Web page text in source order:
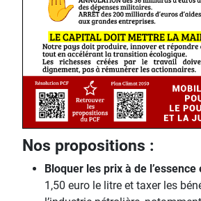
Nos propositions :
Bloquer les prix à de l’essence
1,50 euro le litre et taxer les